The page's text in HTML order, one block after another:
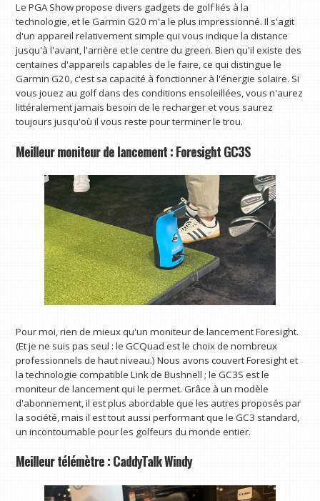
Le PGA Show propose divers gadgets de golf liés à la
technologie, et le Garmin G20 m'a le plus impressionné. Il s'agit
d'un appareil relativement simple qui vous indique la distance
jusqu'à l'avant, l'arrière et le centre du green. Bien qu'il existe des
centaines d'appareils capables de le faire, ce qui distingue le
Garmin G20, c'est sa capacité à fonctionner à l'énergie solaire. Si
vous jouez au golf dans des conditions ensoleillées, vous n'aurez
littéralement jamais besoin de le recharger et vous saurez
toujours jusqu'où il vous reste pour terminer le trou.
Meilleur moniteur de lancement : Foresight GC3S
Pour moi, rien de mieux qu'un moniteur de lancement Foresight.
(Et je ne suis pas seul : le GCQuad est le choix de nombreux
professionnels de haut niveau.) Nous avons couvert Foresight et
la technologie compatible Link de Bushnell ; le GC3S est le
moniteur de lancement qui le permet. Grâce à un modèle
d'abonnement, il est plus abordable que les autres proposés par
la société, mais il est tout aussi performant que le GC3 standard,
un incontournable pour les golfeurs du monde entier.
Meilleur télémètre : CaddyTalk Windy